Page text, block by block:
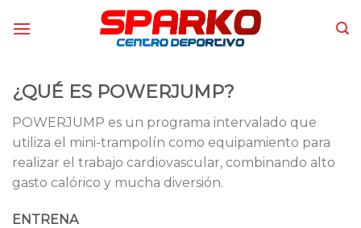
¿QUÉ ES POWERJUMP?
POWERJUMP es un programa intervalado que
utiliza el mini-trampolín como equipamiento para
realizar el trabajo cardiovascular, combinando alto
gasto calórico y mucha diversión.
ENTRENA